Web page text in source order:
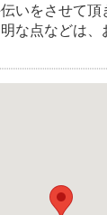
いをさせて頂
な点などは